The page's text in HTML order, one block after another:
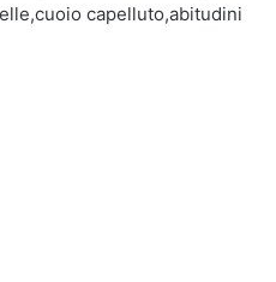
capelluto,abitudini